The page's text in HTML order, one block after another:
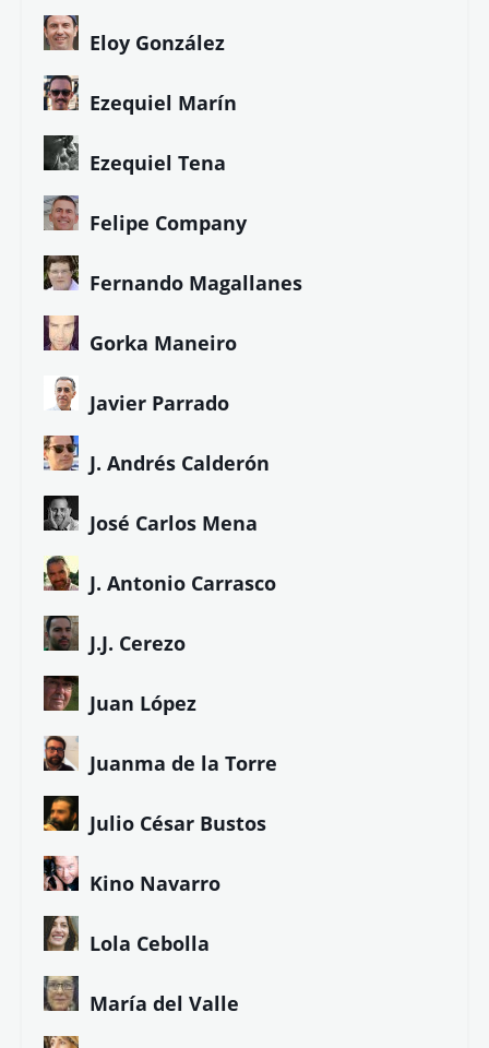
Eloy González
Ezequiel Marín
Ezequiel Tena
Felipe Company
Fernando Magallanes
Gorka Maneiro
Javier Parrado
J. Andrés Calderón
José Carlos Mena
J. Antonio Carrasco
J.J. Cerezo
Juan López
Juanma de la Torre
Julio César Bustos
Kino Navarro
Lola Cebolla
María del Valle